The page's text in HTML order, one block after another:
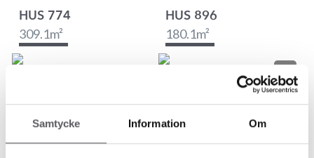
Samtycke Information Om
HUS 774
309.1m²
HUS 896
180.1m²
HUS 267
198.7m²
HUS 95
223.4